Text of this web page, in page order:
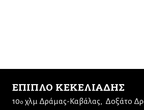
ΕΠΙΠΛΟ ΚΕΚΕΛΙΑΔΗΣ
10ο χλμ Δράμας-Καβάλας Δοξάτο